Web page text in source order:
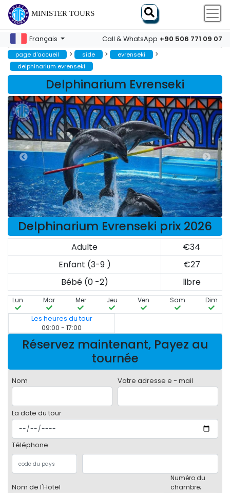
MINISTER TOURS
Français Call & WhatsApp +90 506 771 09 07
page d'accueil > side > evrenseki >
delphinarium evrenseki
Delphinarium Evrenseki
Delphinarium Evrenseki prix 2026
Adulte
€34
Enfant (3-9 )
€27
Bébé (0 -2)
libre
Lun Mar Mer Jeu Ven Sam Dim
Les heures du tour
09:00 - 17:00
Réservez maintenant, Payez au
tournée
Nom Votre adresse e - mail
La date du tour
Téléphone
Nom de l'Hotel
Numéro du
chambre;